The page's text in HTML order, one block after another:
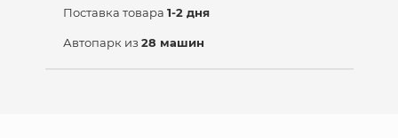
Поставка товара 1-2 дня
Автопарк из 28 машин